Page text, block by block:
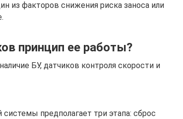
из факторов снижения риска заноса или
принцип ее работы?
БУ, датчиков контроля скорости и
предполагает три этапа: сброс